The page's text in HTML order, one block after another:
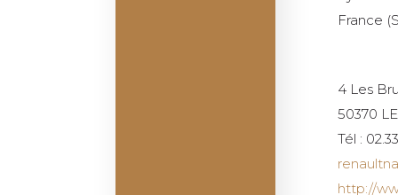
France
4 Les
50370
Tél :
http://